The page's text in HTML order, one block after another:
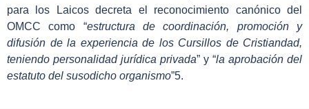
para los Laicos decreta el reconocimiento canónico del
OMCC como “estructura de coordinación, promoción y
difusión de la experiencia de los Cursillos de Cristiandad,
teniendo personalidad jurídica privada” y “la aprobación del
estatuto del susodicho organismo”5.